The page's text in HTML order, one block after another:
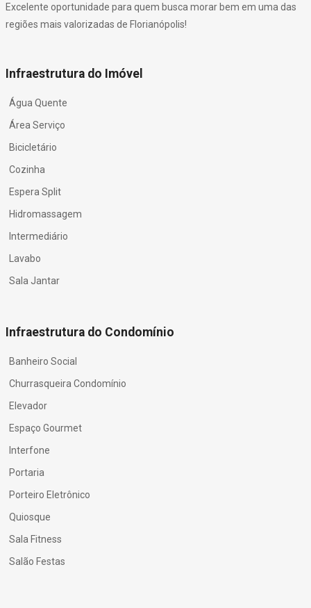
Excelente oportunidade para quem busca morar bem em uma das
regiões mais valorizadas de Florianópolis!
Infraestrutura do Imóvel
Água Quente
Área Serviço
Bicicletário
Cozinha
Espera Split
Hidromassagem
Intermediário
Lavabo
Sala Jantar
Infraestrutura do Condomínio
Banheiro Social
Churrasqueira Condomínio
Elevador
Espaço Gourmet
Interfone
Portaria
Porteiro Eletrônico
Quiosque
Sala Fitness
Salão Festas